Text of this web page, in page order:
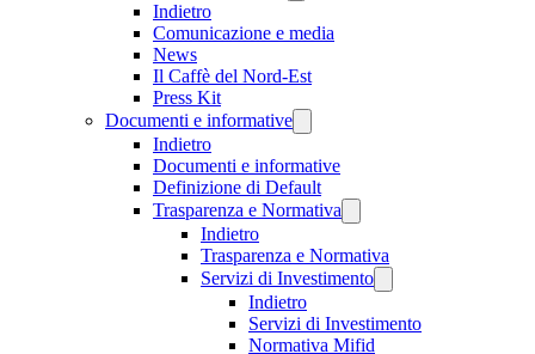
Indietro
Comunicazione e media
News
Il Caffè del Nord-Est
Press Kit
Documenti e informative
Indietro
Documenti e informative
Definizione di Default
Trasparenza e Normativa
Indietro
Trasparenza e Normativa
Servizi di Investimento
Indietro
Servizi di Investimento
Normativa Mifid